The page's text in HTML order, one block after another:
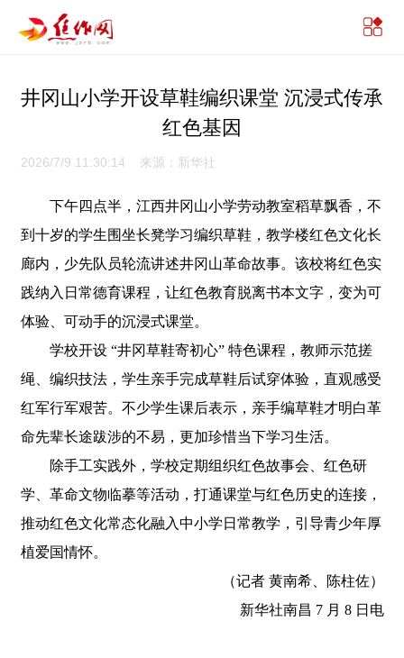
井冈山小学开设草鞋编织课堂 沉浸式传承
红色基因
2026/7/9 11:30:14 来源：新华社
下午四点半，江西井冈山小学劳动教室稻草飘香，不
到十岁的学生围坐长凳学习编织草鞋，教学楼红色文化长
廊内，少先队员轮流讲述井冈山革命故事。该校将红色实
践纳入日常德育课程，让红色教育脱离书本文字，变为可
体验、可动手的沉浸式课堂。
学校开设 “井冈草鞋寄初心” 特色课程，教师示范搓
绳、编织技法，学生亲手完成草鞋后试穿体验，直观感受
红军行军艰苦。不少学生课后表示，亲手编草鞋才明白革
命先辈长途跋涉的不易，更加珍惜当下学习生活。
除手工实践外，学校定期组织红色故事会、红色研
学、革命文物临摹等活动，打通课堂与红色历史的连接，
推动红色文化常态化融入中小学日常教学，引导青少年厚
植爱国情怀。
（记者 黄南希、陈柱佐）
新华社南昌 7 月 8 日电